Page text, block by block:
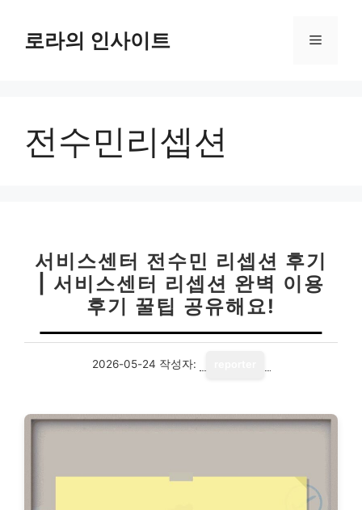
로라의 인사이트 메
전수민리셉션
서비스센터 전수민 리셉션 후기
| 서비스센터 리셉션 완벽 이용
후기 꿀팁 공유해요!
2026-05-24 작성자: